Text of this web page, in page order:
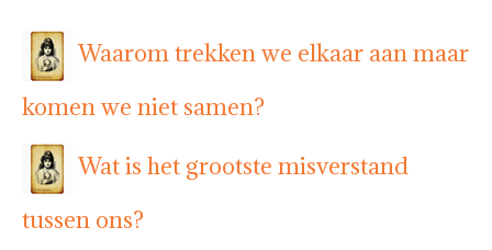
Waarom trekken we elkaar aan maar
komen we niet samen?
Wat is het grootste misverstand
tussen ons?